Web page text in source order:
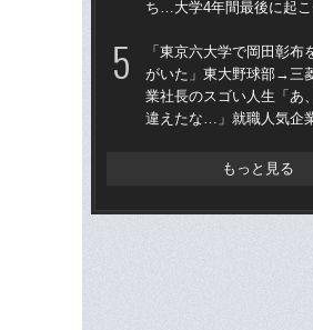
ち…大学4年間最後に起こ
「東京六大学で岡田彰布
がいた」東大野球部→三
業社長のスゴい人生「あ
違えたな…」就職人気企
もっと見る